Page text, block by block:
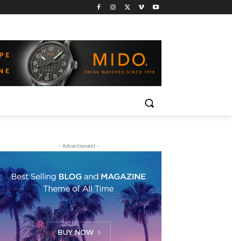
- Advertisment -